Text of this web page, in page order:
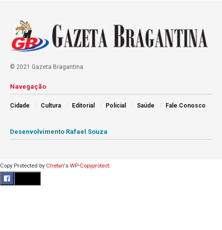
© 2021 Gazeta Bragantina
Navegação
Cidade Cultura Editorial Policial Saúde Fale Conosco
Desenvolvimento Rafael Souza
Copy Protected by Chetan's WP-Copyprotect.